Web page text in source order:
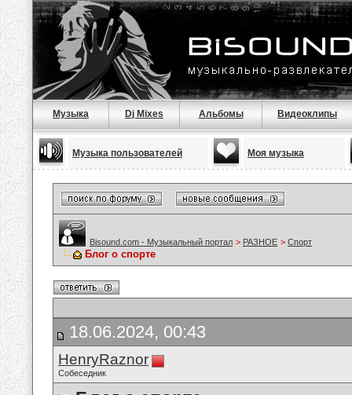
Музыка Dj Mixes Альбомы Видеоклипы
Музыка пользователей Моя музыка
Bisound.com - Музыкальный портал > РАЗНОЕ > Спорт
Блог о спорте
18.06.2024, 00:43
HenryRaznor
Собеседник